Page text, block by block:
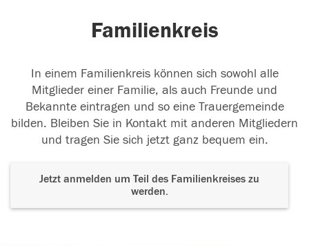
Familienkreis
In einem Familienkreis können sich sowohl alle
Mitglieder einer Familie, als auch Freunde und
Bekannte eintragen und so eine Trauergemeinde
bilden. Bleiben Sie in Kontakt mit anderen Mitgliedern
und tragen Sie sich jetzt ganz bequem ein.
Jetzt anmelden um Teil des Familienkreises zu
werden.